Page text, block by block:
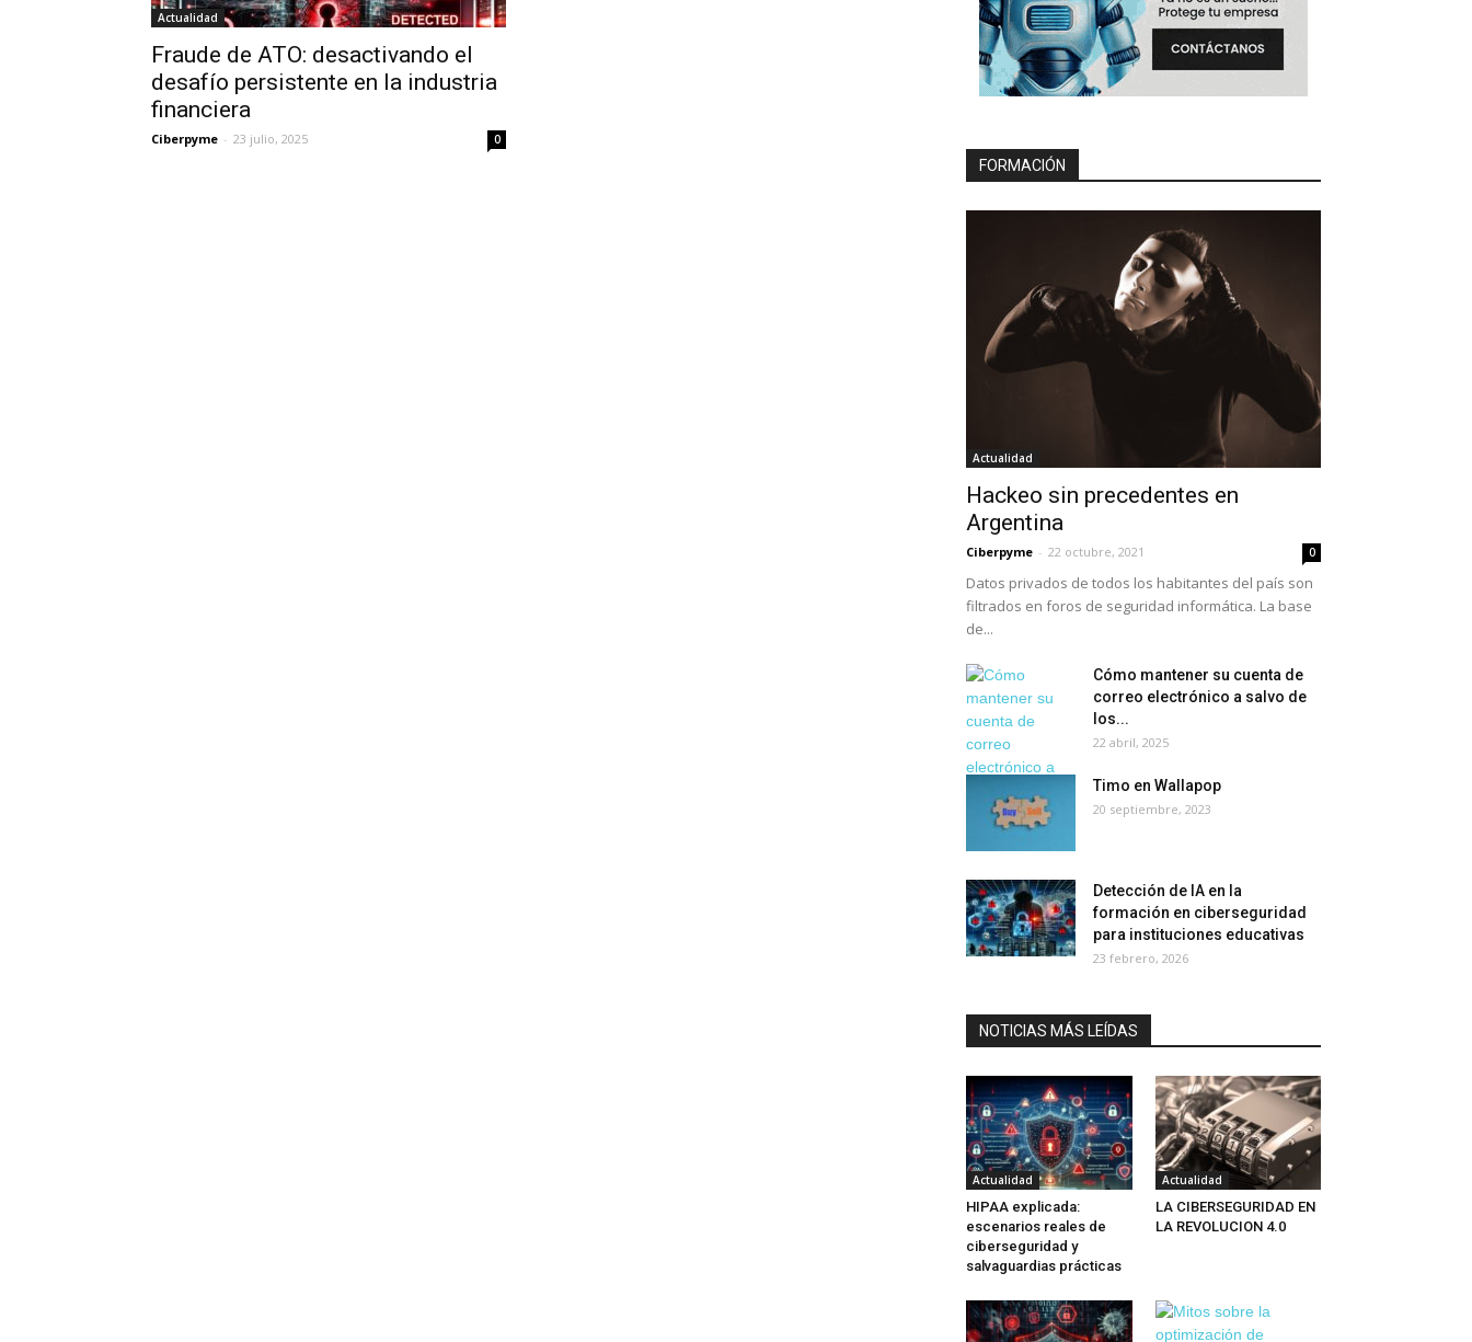
Actualidad
Fraude de ATO: desactivando el
desafío persistente en la industria
financiera
Ciberpyme - 23 julio, 2025 0
FORMACIÓN
Actualidad
Hackeo sin precedentes en
Argentina
Ciberpyme - 22 octubre, 2021 0
Datos privados de todos los habitantes del país son
filtrados en foros de seguridad informática. La base
de...
Cómo mantener su cuenta de
correo electrónico a salvo de
los...
22 abril, 2025
Timo en Wallapop
20 septiembre, 2023
Detección de IA en la
formación en ciberseguridad
para instituciones educativas
23 febrero, 2026
NOTICIAS MÁS LEÍDAS
Actualidad
HIPAA explicada:
escenarios reales de
ciberseguridad y
salvaguardias prácticas
Actualidad
LA CIBERSEGURIDAD EN
LA REVOLUCION 4.0